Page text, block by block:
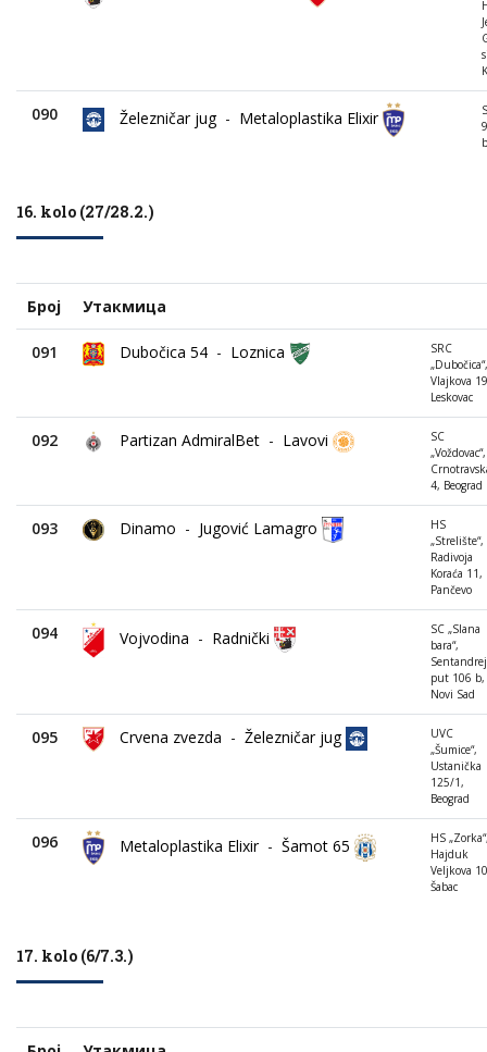
090 Železničar jug - Metaloplastika Elixir
16. kolo (27/28.2.)
Број Утакмица
091 Dubočica 54 - Loznica
SRC
„Dubočica“,
Vlajkova
Leskovac
092 Partizan AdmiralBet - Lavovi
SC
„Voždovac“,
4, Beograd
093 Dinamo - Jugović Lamagro
HS
„Strelište“,
Radivoja
Koraća 11,
Pančevo
094 Vojvodina - Radnički
SC „Slana
bara“,
put 106 b,
Novi Sad
095 Crvena zvezda - Železničar jug
UVC
„Šumice“,
Ustanička
125/1,
Beograd
096 Metaloplastika Elixir - Šamot 65
HS
Hajduk
Veljkova
Šabac
17. kolo (6/7.3.)